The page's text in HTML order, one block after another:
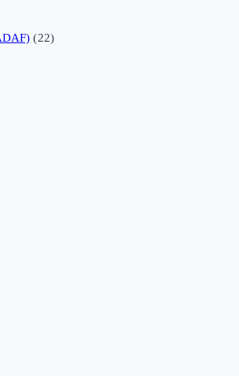
(22)